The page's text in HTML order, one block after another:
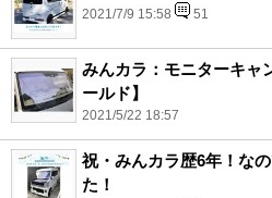
2021/7/9 15:58 51
みんカラ：モニターキャ
ールド】
2021/5/22 18:57
祝・みんカラ歴6年！な
た！